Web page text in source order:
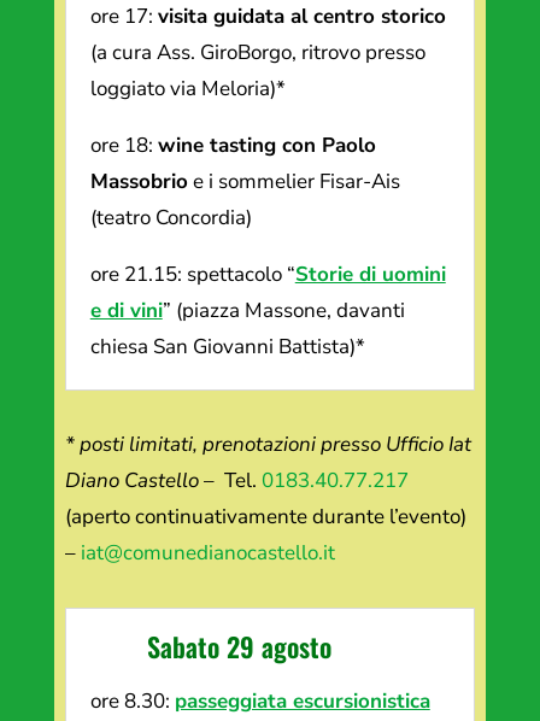
ore 17: visita guidata al centro storico
(a cura Ass. GiroBorgo, ritrovo presso
loggiato via Meloria)*
ore 18: wine tasting con Paolo
Massobrioe i sommelier Fisar-Ais
(teatro Concordia)
ore 21.15: spettacolo “Storie di uomini
e di vini” (piazza Massone, davanti
chiesa San Giovanni Battista)*
* posti limitati, prenotazioni presso Ufficio Iat
Diano Castello– Tel. 0183.40.77.217
(aperto continuativamente durante l’evento)
– iat@comunedianocastello.it
Sabato 29 agosto
ore 8.30: passeggiata escursionistica